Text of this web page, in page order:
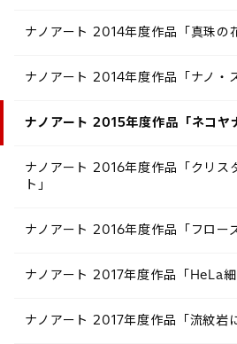
ナノアート 2014年度作品「真珠の
ナノアート 2014年度作品「ナノ・
ナノアート 2015年度作品「ネコヤ
ナノアート 2016年度作品「クリス
ト」
ナノアート 2016年度作品「フロー
ナノアート 2017年度作品「HeLa細
ナノアート 2017年度作品「流紋岩